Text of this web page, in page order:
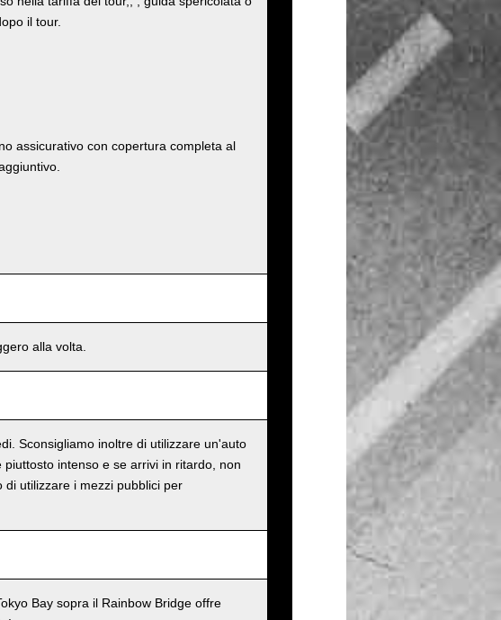
il tour.
assicurativo con copertura completa al
alla volta.
Sconsigliamo inoltre di utilizzare un'auto
intenso e se arrivi in ritardo, non
utilizzare i mezzi pubblici per
Bay sopra il Rainbow Bridge offre